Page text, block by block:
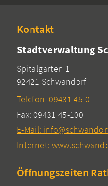
Kontakt
Stadtverwaltung
Spitalgarten 1
92421 Schwandorf
Telefon: 09431 45-0
Fax: 09431 45-100
E-Mail:
Internet:
Öffnungszeiten